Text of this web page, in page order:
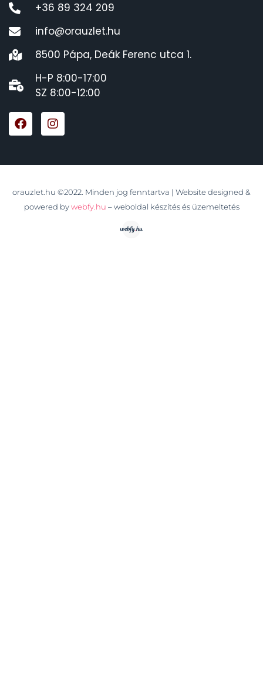
+36 89 324 209
info@orauzlet.hu
8500 Pápa, Deák Ferenc utca 1.
H-P 8:00-17:00
SZ 8:00-12:00
orauzlet.hu ©2022. Minden jog fenntartva | Website designed &
powered by webfy.hu – weboldal készítés és üzemeltetés